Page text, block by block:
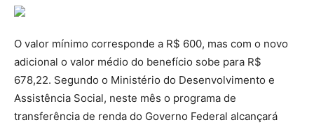
O valor mínimo corresponde a R$ 600, mas com o novo
adicional o valor médio do benefício sobe para R$
678,22. Segundo o Ministério do Desenvolvimento e
Assistência Social, neste mês o programa de
transferência de renda do Governo Federal alcançará